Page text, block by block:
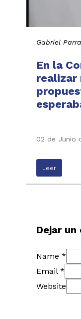
Gabriel
En la
realizar
02 de Junio
Leer
Dejar
Name *
Email *
Website